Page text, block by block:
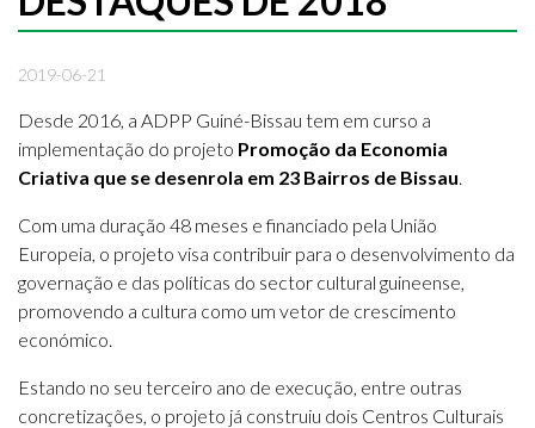
2019-06-21
Desde 2016, a ADPP Guiné-Bissau tem em curso a
implementação do projeto Promoção da Economia
Criativa que se desenrola em 23 Bairros de Bissau.
Com uma duração 48 meses e financiado pela União
Europeia, o projeto visa contribuir para o desenvolvimento da
governação e das políticas do sector cultural guineense,
promovendo a cultura como um vetor de crescimento
económico.
Estando no seu terceiro ano de execução, entre outras
concretizações, o projeto já construiu dois Centros Culturais